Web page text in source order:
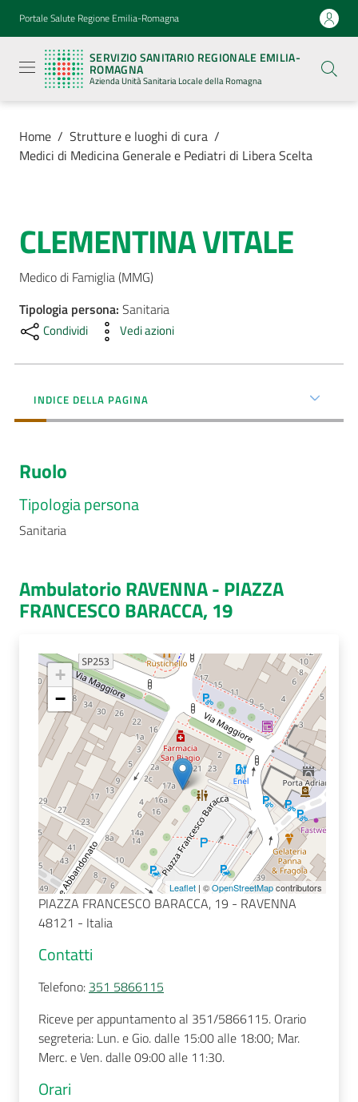
Vai al contenuto
Vai alla navigazione
Vai al footer
Portale Salute Regione Emilia-Romagna
SERVIZIO SANITARIO REGIONALE EMILIA-
ROMAGNA
Azienda Unità Sanitaria Locale della Romagna
Sanitario
Regionale
Emilia-
Romagna
Azienda
Sanitaria
Locale della
Romagna
Luoghi
di
Menu selezionato
Comunica
Carta
Dedicato
Bandi
Concorsi
Seguici
Home / Strutture e luoghi di cura /
Medici di Medicina Generale e Pediatri di Libera Scelta
Salta al contenuto
CLEMENTINA VITALE
Medico di Famiglia (MMG)
Tipologia persona: Sanitaria
Condividi Vedi azioni
INDICE DELLA PAGINA
Ruolo
Tipologia persona
Sanitaria
Ambulatorio RAVENNA - PIAZZA
FRANCESCO BARACCA, 19
+
−
Leaflet | ©OpenStreetMapcontributors
PIAZZA FRANCESCO BARACCA, 19 - RAVENNA
48121 - Italia
Contatti
Telefono: 351 5866115
Riceve per appuntamento al 351/5866115. Orario
segreteria: Lun. e Gio. dalle 15:00 alle 18:00; Mar.
Merc. e Ven. dalle 09:00 alle 11:30.
Orari